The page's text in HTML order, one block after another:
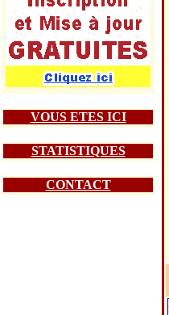
VOUS ETES ICI
STATISTIQUES
CONTACT